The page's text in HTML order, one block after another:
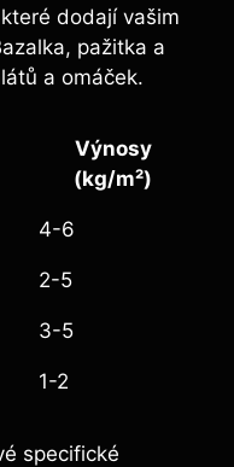
dodají vašim
pažitka a
a omáček.
Výnosy
(kg/m²)
4-6
2-5
3-5
1-2
specifické